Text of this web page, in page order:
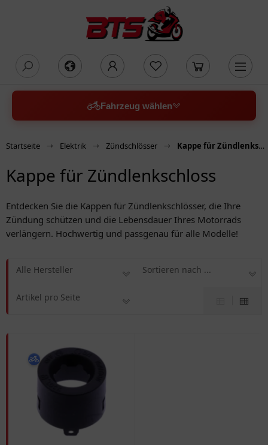
Fahrzeug wählen
Startseite Elektrik Zündschlösser Kappe für Zündlenkschloss
Kappe für Zündlenkschloss
Entdecken Sie die Kappen für Zündlenkschlösser, die Ihre
Zündung schützen und die Lebensdauer Ihres Motorrads
verlängern. Hochwertig und passgenau für alle Modelle!
Alle Hersteller Sortieren nach ...
Artikel pro Seite